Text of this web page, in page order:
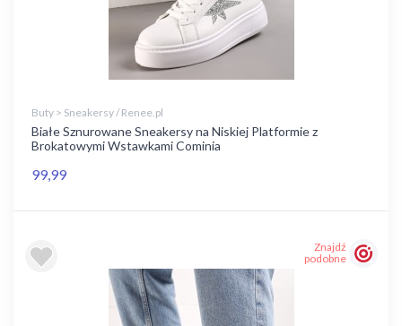
Buty > Sneakersy / Renee.pl
Białe Sznurowane Sneakersy na Niskiej Platformie z
Brokatowymi Wstawkami Cominia
99,99
Znajdź
podobne